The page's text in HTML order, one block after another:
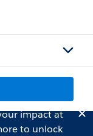
impact at
to unlock